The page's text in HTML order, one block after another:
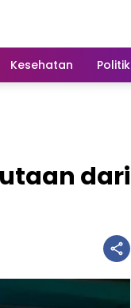
Kesehatan Politik
dari